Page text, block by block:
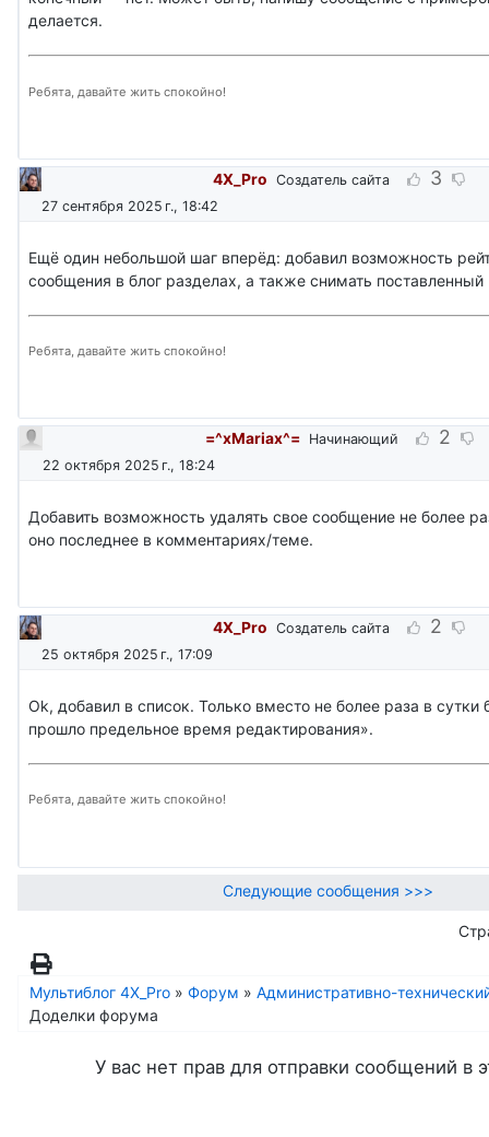
делается.
Ребята, давайте жить спокойно!
4X_Pro Создатель сайта 3
27 сентября 2025 г., 18:42
Ещё один небольшой шаг вперёд: добавил возможность
сообщения в блог разделах, а также снимать поставленный
Ребята, давайте жить спокойно!
=^xMariax^= Начинающий 2
22 октября 2025 г., 18:24
Добавить возможность удалять свое сообщение не более
оно последнее в комментариях/теме.
4X_Pro Создатель сайта 2
25 октября 2025 г., 17:09
Ok, добавил в список. Только вместо не более раза в сутки
прошло предельное время редактирования».
Ребята, давайте жить спокойно!
Следующие сообщения >>>
Мультиблог 4X_Pro » Форум » Административно-
Доделки форума
У вас нет прав для отправки сообщений в